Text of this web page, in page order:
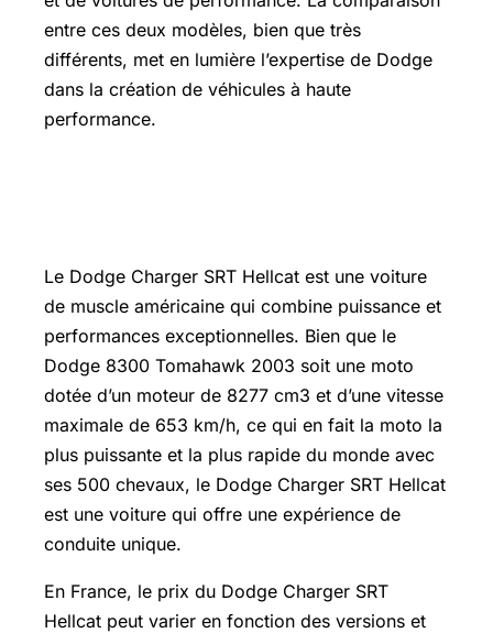
entre ces deux modèles, bien que très
différents, met en lumière l’expertise de Dodge
dans la création de véhicules à haute
performance.
Le Dodge Charger SRT Hellcat est une voiture
de muscle américaine qui combine puissance et
performances exceptionnelles. Bien que le
Dodge 8300 Tomahawk 2003 soit une moto
dotée d’un moteur de 8277 cm3 et d’une vitesse
maximale de 653 km/h, ce qui en fait la moto la
plus puissante et la plus rapide du monde avec
ses 500 chevaux, le Dodge Charger SRT Hellcat
est une voiture qui offre une expérience de
conduite unique.
En France, le prix du Dodge Charger SRT
Hellcat peut varier en fonction des versions et